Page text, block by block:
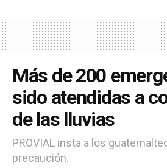
Más de 200
sido atendidas a
de las lluvias
PROVIAL insta a los
precaución.